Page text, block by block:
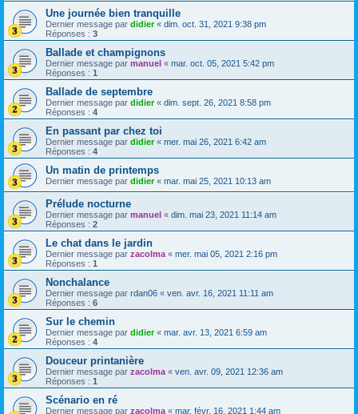
Une journée bien tranquille
Dernier message par didier« dim. oct. 31, 2021 9:38 pm
Réponses : 3
Ballade et champignons
Dernier message par manuel « mar. oct. 05, 2021 5:42 pm
Réponses : 1
Ballade de septembre
Dernier message par didier« dim. sept. 26, 2021 8:58 pm
Réponses : 4
En passant par chez toi
Dernier message par didier« mer. mai 26, 2021 6:42 am
Réponses : 4
Un matin de printemps
Dernier message par didier« mar. mai 25, 2021 10:13 am
Prélude nocturne
Dernier message par manuel « dim. mai 23, 2021 11:14 am
Réponses : 2
Le chat dans le jardin
Dernier message par zacolma « mer. mai 05, 2021 2:16 pm
Réponses : 1
Nonchalance
Dernier message par rdan06 « ven. avr. 16, 2021 11:11 am
Réponses : 6
Sur le chemin
Dernier message par didier« mar. avr. 13, 2021 6:59 am
Réponses : 4
Douceur printanière
Dernier message par zacolma « ven. avr. 09, 2021 12:36 am
Réponses : 1
Scénario en ré
Dernier message par zacolma « mar. févr. 16, 2021 1:44 am